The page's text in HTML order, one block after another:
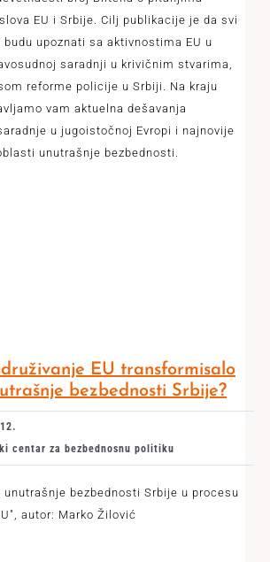
EU i Srbije. Cilj publikacije je da svi
upoznati sa aktivnostima EU u
saradnji u krivičnim stvarima,
reforme policije u Srbiji. Na kraju
vam aktuelna dešavanja
u jugoistočnoj Evropi i najnovije
unutrašnje bezbednosti.
EU transformisalo
bezbednosti Srbije?
centar za bezbednosnu politiku
unutrašnje bezbednosti Srbije u procesu
autor: Marko Žilović